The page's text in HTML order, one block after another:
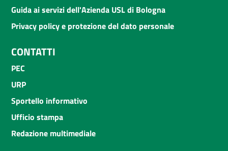
Guida ai servizi dell'Azienda USL di Bologna
Privacy policy e protezione del dato personale
CONTATTI
PEC
URP
Sportello informativo
Ufficio stampa
Redazione multimediale